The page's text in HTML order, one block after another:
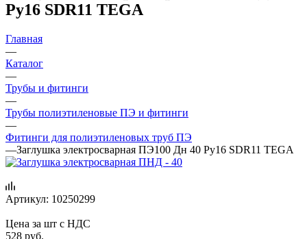
Ру16 SDR11 TEGA
Главная
—
Каталог
—
Трубы и фитинги
—
Трубы полиэтиленовые ПЭ и фитинги
—
Фитинги для полиэтиленовых труб ПЭ
—Заглушка электросварная ПЭ100 Дн 40 Ру16 SDR11 TEGA
Артикул: 10250299
Цена за шт с НДС
528 руб.